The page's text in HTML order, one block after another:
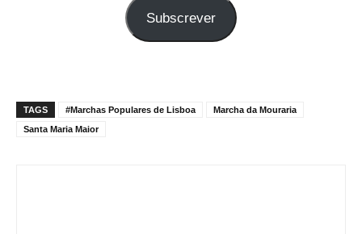
Subscrever
TAGS #Marchas Populares de Lisboa
Marcha da Mouraria
Santa Maria Maior